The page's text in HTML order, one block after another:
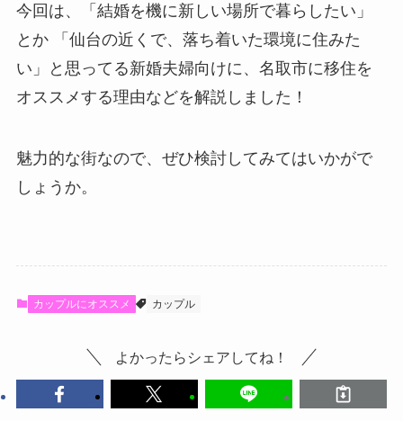
今回は、「結婚を機に新しい場所で暮らしたい」
とか 「仙台の近くで、落ち着いた環境に住みた
い」と思ってる新婚夫婦向けに、名取市に移住を
オススメする理由などを解説しました！
魅力的な街なので、ぜひ検討してみてはいかがで
しょうか。
カップルにオススメ カップル
よかったらシェアしてね！